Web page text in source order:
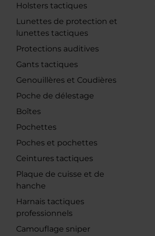
Holsters tactiques
Lunettes de protection et
lunettes tactiques
Protections auditives
Gants tactiques
Genouillères et Coudières
Poche de délestage
Boîtes
Pochettes
Poches et pochettes
Ceintures tactiques
Plaque de cuisse et de
hanche
Harnais tactiques
professionnels
Camouflage sniper